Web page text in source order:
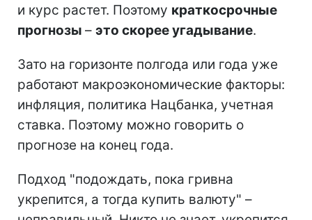
и курс растет. Поэтому краткосрочные
прогнозы – это скорее угадывание.
Зато на горизонте полгода или года уже
работают макроэкономические факторы:
инфляция, политика Нацбанка, учетная
ставка. Поэтому можно говорить о
прогнозе на конец года.
Подход "подождать, пока гривна
укрепится, а тогда купить валюту" –